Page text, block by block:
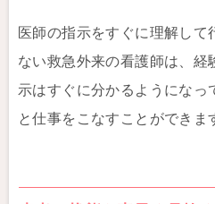
医師の指示をすぐに理解して
ない救急外来の看護師は、経
示はすぐに分かるようになっ
と仕事をこなすことができま